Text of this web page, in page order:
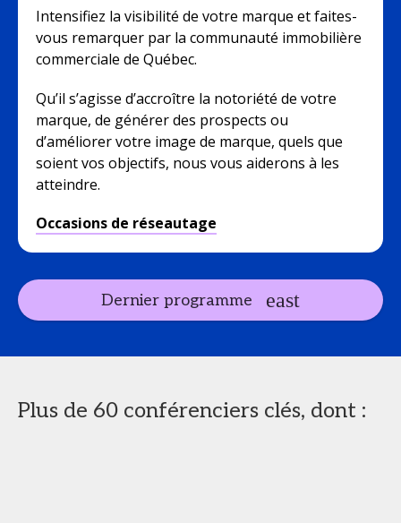
Intensifiez la visibilité de votre marque et faites-
vous remarquer par la communauté immobilière
commerciale de Québec.
Qu’il s’agisse d’accroître la notoriété de votre
marque, de générer des prospects ou
d’améliorer votre image de marque, quels que
soient vos objectifs, nous vous aiderons à les
atteindre.
Occasions de réseautage
Dernier programme
Plus de 60 conférenciers clés, dont :